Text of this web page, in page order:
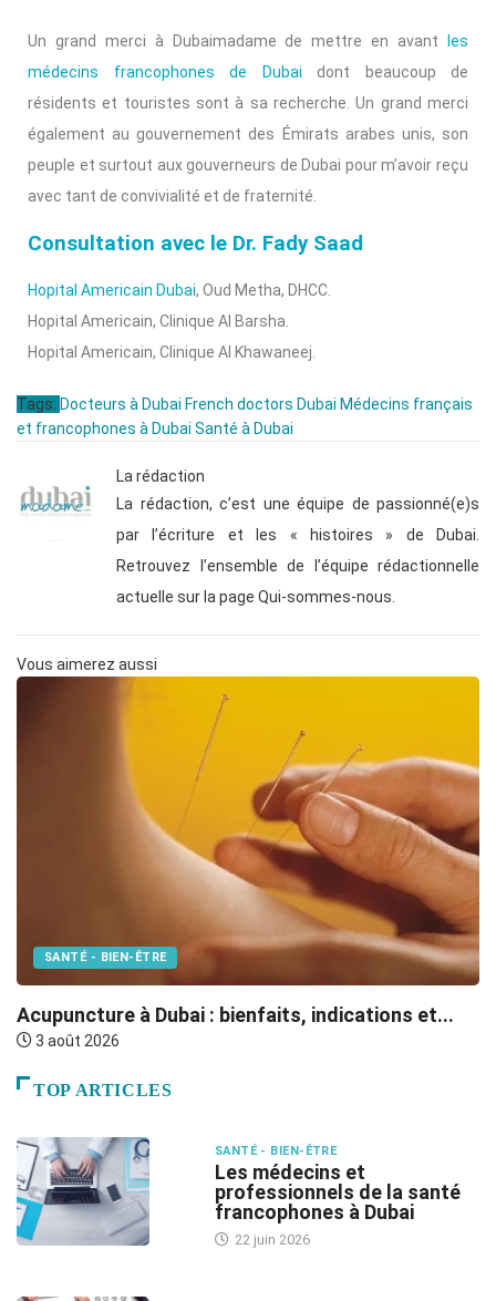
Un grand merci à Dubaimadame de mettre en avant les
médecins francophones de Dubai dont beaucoup de
résidents et touristes sont à sa recherche. Un grand merci
également au gouvernement des Émirats arabes unis, son
peuple et surtout aux gouverneurs de Dubai pour m’avoir reçu
avec tant de convivialité et de fraternité.
Consultation avec le Dr. Fady Saad
Hopital Americain Dubai, Oud Metha, DHCC.
Hopital Americain, Clinique Al Barsha.
Hopital Americain, Clinique Al Khawaneej.
Tags: Docteurs à Dubai French doctors Dubai Médecins français
et francophones à Dubai Santé à Dubai
La rédaction
La rédaction, c’est une équipe de passionné(e)s
par l’écriture et les « histoires » de Dubai.
Retrouvez l’ensemble de l’équipe rédactionnelle
actuelle sur la page Qui-sommes-nous.
Vous aimerez aussi
SANTÉ - BIEN-ÊTRE
Acupuncture à Dubai : bienfaits, indications et...
3 août 2026
TOP ARTICLES
SANTÉ - BIEN-ÊTRE
Les médecins et
professionnels de la santé
francophones à Dubai
22 juin 2026